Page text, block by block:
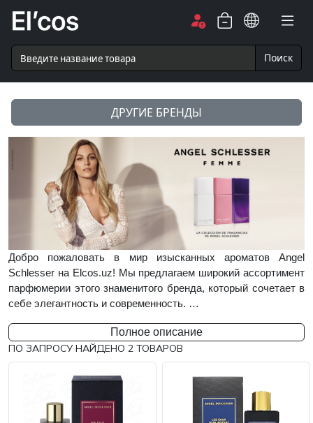
Поиск
ДРУГИЕ БРЕНДЫ
Добро пожаловать в мир изысканных ароматов Angel
Schlesser на Elcos.uz! Мы предлагаем широкий ассортимент
парфюмерии этого знаменитого бренда, который сочетает в
себе элегантность и современность. …
Полное описание
ПО ЗАПРОСУ НАЙДЕНО 2 ТОВАРОВ